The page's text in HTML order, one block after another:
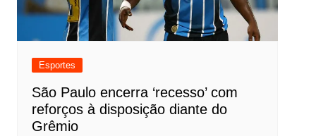
Esportes
São Paulo encerra ‘recesso’ com
reforços à disposição diante do
Grêmio